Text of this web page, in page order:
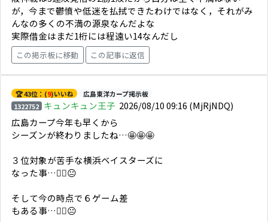
が，今まで鬱憤や低迷を払拭できたわけではなく，それがみ
んなの多くの不満の源泉なんだよな
実際借金はまだ1桁には程遠い14なんだし
この掲示板に移動 この記事に返信
🏆 43位：(9)いいね
広島東洋カープ掲示板
1322752 キュンキュン王子 2026/08/10 09:16 (MjRjNDQ)
広島カープ今年も早くから
シーズンが終わりましたね…🤩🤩🤩
３位対象が苦手な横浜ベイスターズに
なった事…☝🏼😐
そして今の時点で６ゲーム差
もある事…☝🏼😐